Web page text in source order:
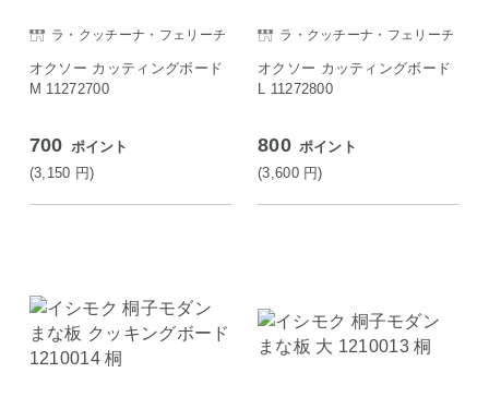
ラ・クッチーナ・フェリーチ
オクソー カッティングボード
M 11272700
700 ポイント
(3,150 円)
ラ・クッチーナ・フェリーチ
オクソー カッティングボード
L 11272800
800 ポイント
(3,600 円)